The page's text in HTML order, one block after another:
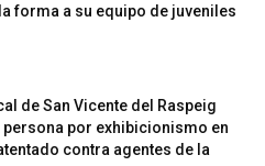
forma a su equipo de juveniles
de San Vicente del Raspeig
persona por exhibicionismo en
contra agentes de la